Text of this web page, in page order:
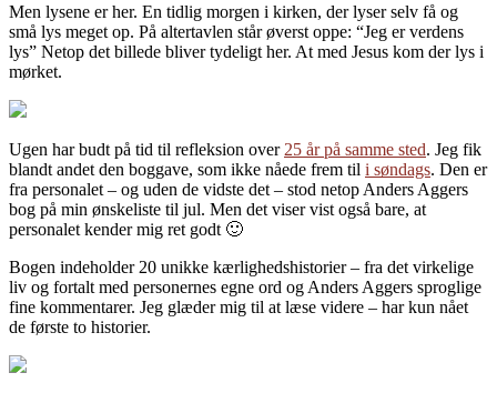
Men lysene er her. En tidlig morgen i kirken, der lyser selv få og
små lys meget op. På altertavlen står øverst oppe: “Jeg er verdens
lys” Netop det billede bliver tydeligt her. At med Jesus kom der lys i
mørket.
Ugen har budt på tid til refleksion over 25 år på samme sted. Jeg fik
blandt andet den boggave, som ikke nåede frem til i søndags. Den er
fra personalet – og uden de vidste det – stod netop Anders Aggers
bog på min ønskeliste til jul. Men det viser vist også bare, at
personalet kender mig ret godt 🙂
Bogen indeholder 20 unikke kærlighedshistorier – fra det virkelige
liv og fortalt med personernes egne ord og Anders Aggers sproglige
fine kommentarer. Jeg glæder mig til at læse videre – har kun nået
de første to historier.